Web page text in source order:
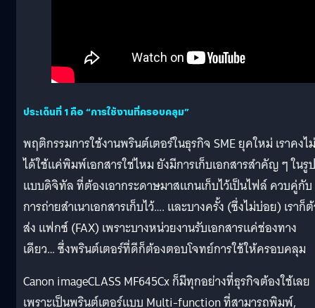
ประเด็นที่ 1 คือ “การใช้งานที่ครอบคลุม”
พฤติกรรมการใช้งานพรินต์เตอร์ในธุรกิจ SME ยุคใหม่ เราคงไม่
ได้ใช้แค่พิมพ์เอกสารใช่ไหม ยังมีการเก็บเอกสารสำคัญ ๆ ในรูป
แบบดิจิทัล ที่ต้องเอากระดาษมาสแกนเก็บไว้เป็นไฟล์ ควบคู่กับ
การถ่ายสำเนาเอกสารเก็บไว้…. และบางครั้ง (ซึ่งไม่บ่อย) เราก็
ส่ง แฟกซ์ (FAX) เพราะบางหน่วยงานรับเอกสารแค่ช่องทาง
เดียว… ซึ่งพรินต์เตอร์ที่ดีก็ต้องตอบโจทย์การใช้ให้ครอบคลุม
Canon imageCLASS MF645Cx ก็มีทุกอย่างที่ธุรกิจต้องใช้เลย
เพราะเป็นพรินต์เตอร์แบบ Multi-function ที่สามารถพิมพ์,